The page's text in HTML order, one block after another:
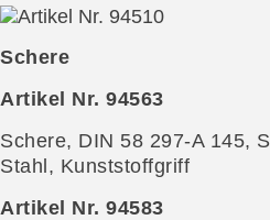
Schere
Artikel Nr. 94563
Schere, DIN 58 297-A 145,
Stahl, Kunststoffgriff
Artikel Nr. 94583